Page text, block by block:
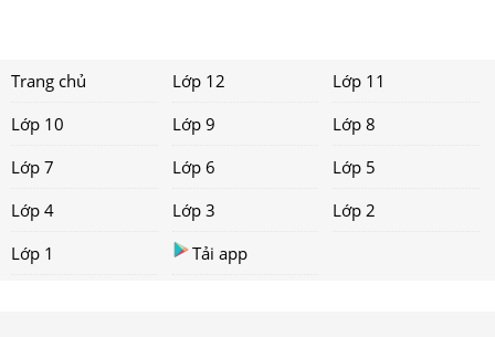
Trang chủ Lớp 12
Lớp 11
Lớp 10
Lớp 9
Lớp 8
Lớp 7
Lớp 6
Lớp 5
Lớp 4
Lớp 3
Lớp 2
Lớp 1
Tải app